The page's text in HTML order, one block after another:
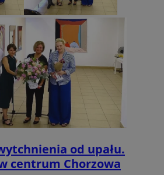
od upału.
centrum Chorzowa